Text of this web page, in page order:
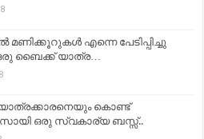
മണിക്കൂറുകള്‍ എന്നെ പേടിപ്പിച്ചു
ബൈക്ക് യാത്ര…
കൊണ്ട്
ഒരു സ്വകാര്യ ബസ്സ്‌..